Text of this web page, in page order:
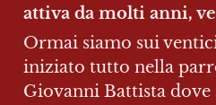
attiva da molti anni,
Ormai siamo sui
iniziato tutto nella
Giovanni Battista